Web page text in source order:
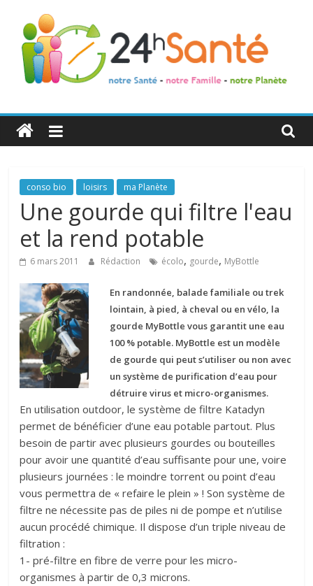
24h
Santé
La
santé
toute
famille
conso bio loisirs ma Planète
Une gourde qui filtre l'eau
et la rend potable
6 mars 2011 Rédaction écolo, gourde, MyBottle
En randonnée, balade familiale ou trek
lointain, à pied, à cheval ou en vélo, la
gourde MyBottle vous garantit une eau
100 % potable. MyBottle est un modèle
de gourde qui peut s’utiliser ou non avec
un système de purification d’eau pour
détruire virus et micro-organismes.
En utilisation outdoor, le système de filtre Katadyn
permet de bénéficier d’une eau potable partout. Plus
besoin de partir avec plusieurs gourdes ou bouteilles
pour avoir une quantité d’eau suffisante pour une, voire
plusieurs journées : le moindre torrent ou point d’eau
vous permettra de « refaire le plein » ! Son système de
filtre ne nécessite pas de piles ni de pompe et n’utilise
aucun procédé chimique. Il dispose d’un triple niveau de
filtration :
1- pré-filtre en fibre de verre pour les micro-
organismes à partir de 0,3 microns.